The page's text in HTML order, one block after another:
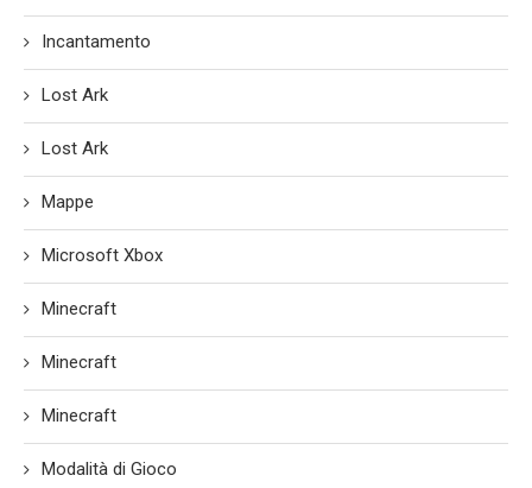
Incantamento
Lost Ark
Lost Ark
Mappe
Microsoft Xbox
Minecraft
Minecraft
Minecraft
Modalità di Gioco